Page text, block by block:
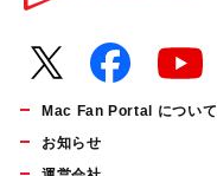
Mac Fan Portal について
お知らせ